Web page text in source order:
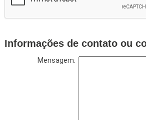
Informações de contato ou
Mensagem: